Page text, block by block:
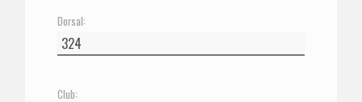
Dorsal:
Club: